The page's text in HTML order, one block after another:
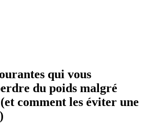
qui vous
du poids malgré
comment les éviter une